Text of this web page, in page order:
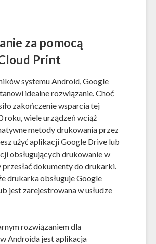
za pomocą
Print
systemu Android, Google
idealne rozwiązanie. Choć
zakończenie wsparcia tej
roku, wiele urządzeń wciąż
metody drukowania przez
użyć aplikacji Google Drive lub
obsługujących drukowanie w
przesłać dokumenty do drukarki.
drukarka obsługuje Google
jest zarejestrowana w usłudze
rozwiązaniem dla
Androida jest aplikacja